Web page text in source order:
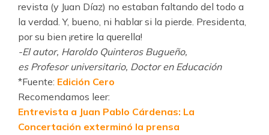
revista (y Juan Díaz) no estaban faltando del todo a
la verdad. Y, bueno, ni hablar si la pierde. Presidenta,
por su bien ¡retire la querella!
-El autor, Haroldo Quinteros Bugueño,
es Profesor universitario, Doctor en Educación
*Fuente: Edición Cero
Recomendamos leer:
Entrevista a Juan Pablo Cárdenas: La
Concertación exterminó la prensa